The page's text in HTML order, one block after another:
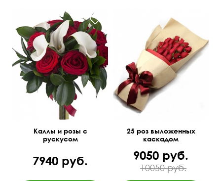
Открытка бесплатно
50 см
30 см
Каллы и розы с
рускусом
7940 руб.
70 см 35 см
25 роз выложенных
каскадом
9050 руб.
10050 руб.